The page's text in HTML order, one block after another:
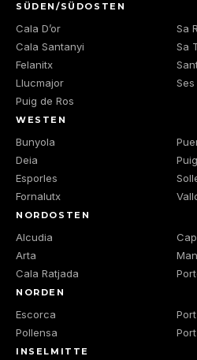
SÜDEN/SÜDOSTEN
Cala D’or
Cala Santanyi
Felanitx
Llucmajor
Puig de Ros
Sa
Sa
Ses
WESTEN
Bunyola
Deia
Esporles
Fornalutx
NORDOSTEN
Alcudia
Arta
Cala Ratjada
NORDEN
Escorca
Pollensa
INSELMITTE